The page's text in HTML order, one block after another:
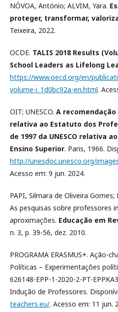
NÓVOA, António; ALVIM, Yara.
proteger, transformar,
Teixeira, 2022.
OCDE. TALIS 2018 Results
School Leaders as Lifelong
https://www.oecd.org/en/
volume-i_1d0bc92a-en.html.
OIT; UNESCO. A recomendação
relativa ao Estatuto dos
de 1997 da UNESCO relativa
Ensino Superior. Paris, 1966.
http://unesdoc.unesco.org/
Acesso em: 9 jun. 2024.
PAPI, Silmara de Oliveira Gomes;
As pesquisas sobre professores
aproximações. Educação em
n. 3, p. 39-56, dez. 2010.
PROGRAMA ERASMUS+. Ação-
Políticas – Experimentações
626148-EPP-1-2020-2-PT-
Indução de Professores.
teachers.eu/. Acesso em: 11 jun.